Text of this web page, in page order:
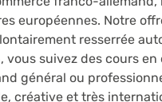
européennes. Notre
resserrée
vous suivez des cours en
général ou
créative et très